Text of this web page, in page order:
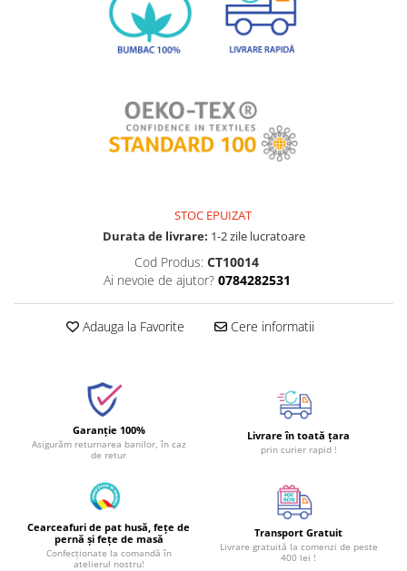
STOC EPUIZAT
Durata de livrare: 1-2 zile lucratoare
Cod Produs: CT10014
Ai nevoie de ajutor? 0784282531
Adauga la Favorite Cere informatii
Garanție 100%
Asigurăm returnarea banilor, în caz
de retur
Livrare în toată țara
prin curier rapid !
Cearceafuri de pat husă, fețe de
pernă și fețe de masă
Confecționate la comandă în
atelierul nostru!
Transport Gratuit
Livrare gratuită la comenzi de peste
400 lei !